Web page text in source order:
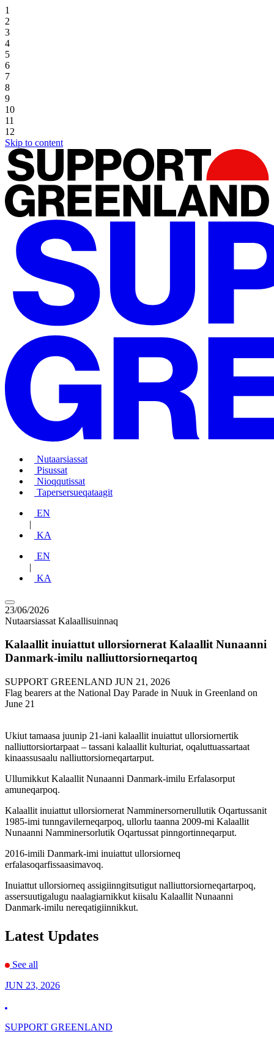
1
2
3
4
5
6
7
8
9
10
11
12
Skip to content
Nutaarsiassat
Pisussat
Nioqqutissat
Tapersersueqataagit
EN
|
KA
EN
|
KA
23/06/2026
Nutaarsiassat Kalaallisuinnaq
Kalaallit inuiattut ullorsiornerat Kalaallit Nunaanni
Danmark-imilu nalliuttorsiorneqartoq
SUPPORT GREENLAND JUN 21, 2026
Flag bearers at the National Day Parade in Nuuk in Greenland on
June 21
Ukiut tamaasa juunip 21-iani kalaallit inuiattut ullorsiornertik
nalliuttorsiortarpaat – tassani kalaallit kulturiat, oqaluttuassartaat
kinaassusaalu nalliuttorsiorneqartarput.
Ullumikkut Kalaallit Nunaanni Danmark-imilu Erfalasorput
amuneqarpoq.
Kalaallit inuiattut ullorsiornerat Namminersornerullutik Oqartussanit
1985-imi tunngavilerneqarpoq, ullorlu taanna 2009-mi Kalaallit
Nunaanni Namminersorlutik Oqartussat pinngortinneqarput.
2016-imili Danmark-imi inuiattut ullorsiorneq
erfalasoqarfissaasimavoq.
Inuiattut ullorsiorneq assigiinngitsutigut nalliuttorsiorneqartarpoq,
assersuutigalugu naalagiarnikkut kiisalu Kalaallit Nunaanni
Danmark-imilu nereqatigiinnikkut.
Latest Updates
See all
JUN 23, 2026
SUPPORT GREENLAND